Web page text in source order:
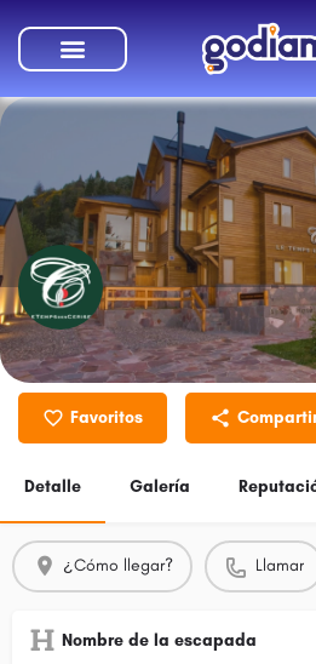
Le Temps Des
Favoritos
Detalle Galería
¿Cómo llegar? Llamar
Nombre de la escapada